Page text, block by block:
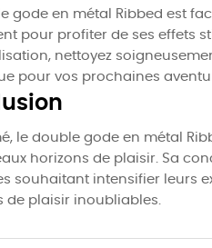
gode en métal Ribbed est
pour profiter de ses effets
nettoyez
pour vos prochaines
le double gode en métal
horizons de plaisir. Sa
souhaitant intensifier leurs
de plaisir inoubliables.